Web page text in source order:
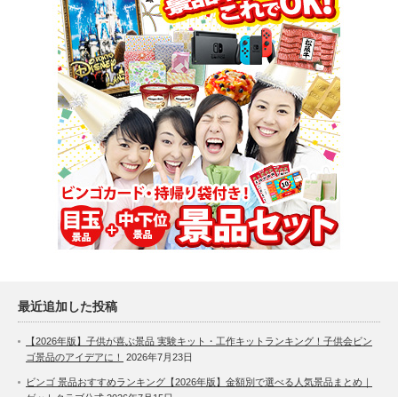
最近追加した投稿
【2026年版】子供が喜ぶ景品 実験キット・工作キットランキング！子供会ビン
ゴ景品のアイデアに！
2026年7月23日
ビンゴ 景品おすすめランキング【2026年版】金額別で選べる人気景品まとめ｜